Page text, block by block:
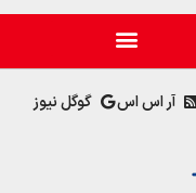
آر اس اس گوگل نیوز